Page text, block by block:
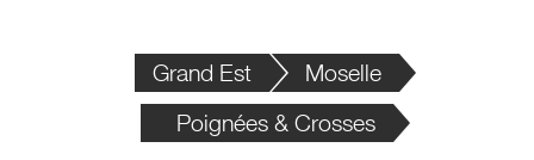
Grand Est
Moselle
Poignées & Crosses